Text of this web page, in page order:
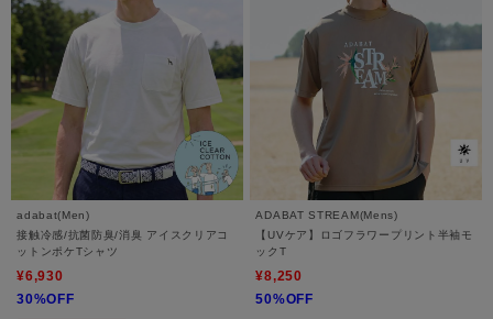
adabat(Men)
接触冷感/抗菌防臭/消臭 アイスクリアコ
ットンポケTシャツ
¥6,930
30%OFF
ADABAT STREAM(Mens)
【UVケア】ロゴフラワープリント半袖モ
ックT
¥8,250
50%OFF